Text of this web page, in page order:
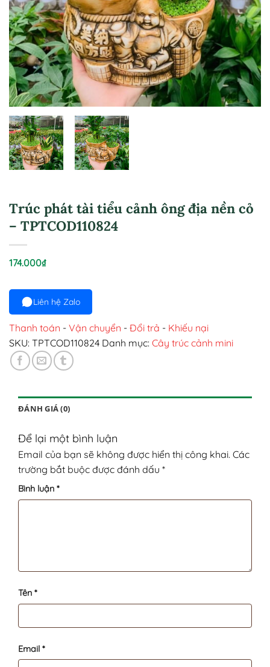
Trúc phát tài tiểu cảnh ông địa nền cỏ
– TPTCOD110824
174.000₫
Liên hệ Zalo
Thanh toán - Vận chuyển - Đổi trả - Khiếu nại
SKU: TPTCOD110824 Danh mục: Cây trúc cảnh mini
ĐÁNH GIÁ (0)
Để lại một bình luận
Email của bạn sẽ không được hiển thị công khai. Các
trường bắt buộc được đánh dấu *
Bình luận *
Tên *
Email *